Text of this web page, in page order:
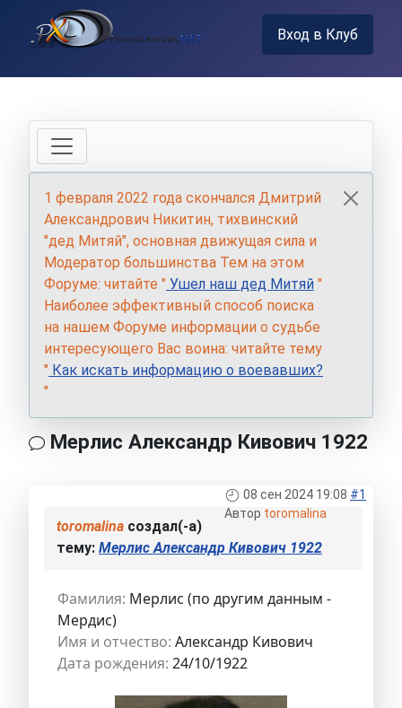
Вход в Клуб
1 февраля 2022 года скончался Дмитрий
Александрович Никитин, тихвинский
"дед Митяй", основная движущая сила и
Модератор большинства Тем на этом
Форуме: читайте " Ушел наш дед Митяй "
Наиболее эффективный способ поиска
на нашем Форуме информации о судьбе
интересующего Вас воина: читайте тему
" Как искать информацию о воевавших?
"
Мерлис Александр Кивович 1922
08 сен 2024 19:08 #1
Автор toromalina
toromalina создал(-а)
тему: Мерлис Александр Кивович 1922
Фамилия: Мерлис (по другим данным -
Мердис)
Имя и отчество: Александр Кивович
Дата рождения: 24/10/1922